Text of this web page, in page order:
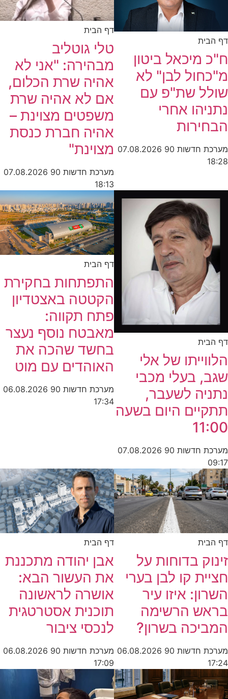
דף הבית
ח"כ מיכאל ביטון
מ"כחול לבן" לא
שולל שת"פ עם
נתניהו אחרי
הבחירות
מערכת חדשות 90
07.08.2026
18:28
דף הבית
טלי גוטליב
מבהירה: "אני לא
אהיה שרת הכלום,
אם לא אהיה שרת
משפטים מצוינת –
אהיה חברת כנסת
מצוינת"
מערכת חדשות 90
07.08.2026
18:13
דף הבית
הלווייתו של אלי
שגב, בעלי מכבי
נתניה לשעבר,
תתקיים היום בשעה
11:00
מערכת חדשות 90
07.08.2026
09:17
דף הבית
התפתחות בחקירת
הקטטה באצטדיון
פתח תקווה:
מאבטח נוסף נעצר
בחשד שהכה את
האוהדים עם מוט
מערכת חדשות 90
06.08.2026
17:34
דף הבית
זינוק בדוחות על
חציית קו לבן בערי
השרון: איזו עיר
בראש הרשימה
המביכה בשרון?
מערכת חדשות 90
06.08.2026
17:24
דף הבית
אבן יהודה מתכננת
את העשור הבא:
אושרה לראשונה
תוכנית אסטרטגית
לנכסי ציבור
מערכת חדשות 90
06.08.2026
17:09